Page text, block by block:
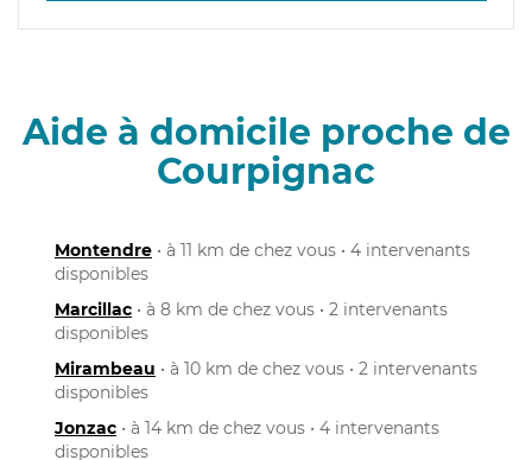
Aide à domicile proche de
Courpignac
Montendre • à 11 km de chez vous • 4 intervenants
disponibles
Marcillac • à 8 km de chez vous • 2 intervenants
disponibles
Mirambeau • à 10 km de chez vous • 2 intervenants
disponibles
Jonzac • à 14 km de chez vous • 4 intervenants
disponibles